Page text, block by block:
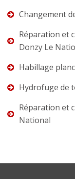
Changement
Réparation et
Donzy Le
Habillage
Hydrofuge de
Réparation et
National